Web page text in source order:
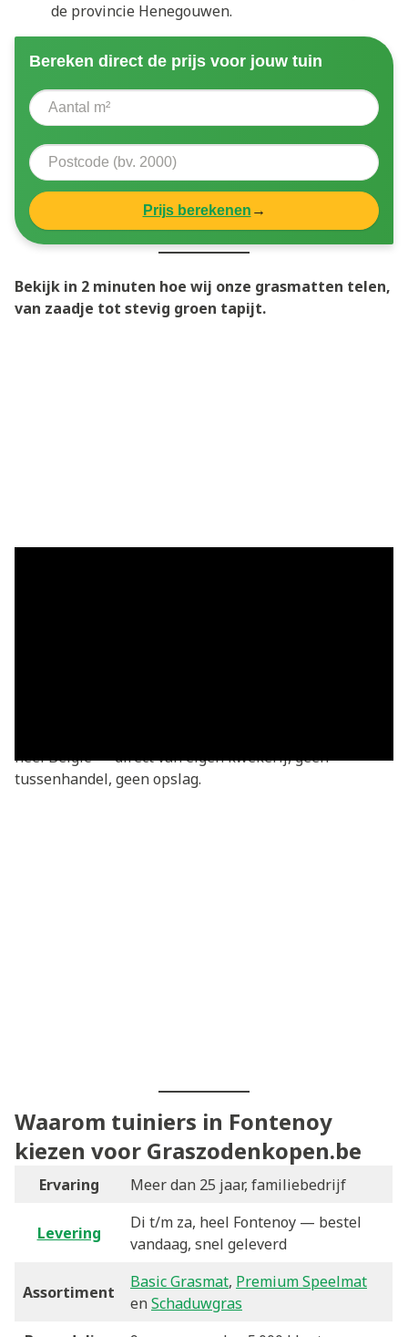
de provincie Henegouwen.
Bereken direct de prijs voor jouw tuin
Prijs berekenen →
Bekijk in 2 minuten hoe wij onze grasmatten telen,
van zaadje tot stevig groen tapijt.
heel België — direct van eigen kwekerij, geen
tussenhandel, geen opslag.
Waarom tuiniers in Fontenoy
kiezen voor Graszodenkopen.be
Ervaring Meer dan 25 jaar, familiebedrijf
Levering
Di t/m za, heel Fontenoy — bestel
vandaag, snel geleverd
Assortiment
Basic Grasmat, Premium Speelmat
en Schaduwgras